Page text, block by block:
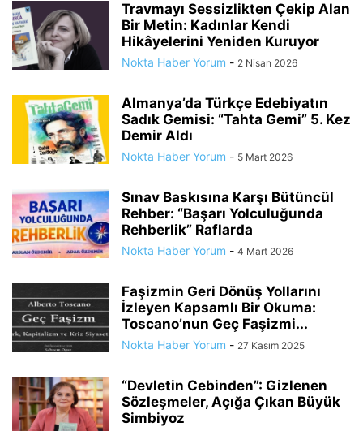
Travmayı Sessizlikten Çekip Alan
Bir Metin: Kadınlar Kendi
Hikâyelerini Yeniden Kuruyor
Nokta Haber Yorum - 2 Nisan 2026
Almanya’da Türkçe Edebiyatın
Sadık Gemisi: “Tahta Gemi” 5. Kez
Demir Aldı
Nokta Haber Yorum - 5 Mart 2026
Sınav Baskısına Karşı Bütüncül
Rehber: “Başarı Yolculuğunda
Rehberlik” Raflarda
Nokta Haber Yorum - 4 Mart 2026
Faşizmin Geri Dönüş Yollarını
İzleyen Kapsamlı Bir Okuma:
Toscano’nun Geç Faşizmi...
Nokta Haber Yorum - 27 Kasım 2025
“Devletin Cebinden”: Gizlenen
Sözleşmeler, Açığa Çıkan Büyük
Simbiyoz